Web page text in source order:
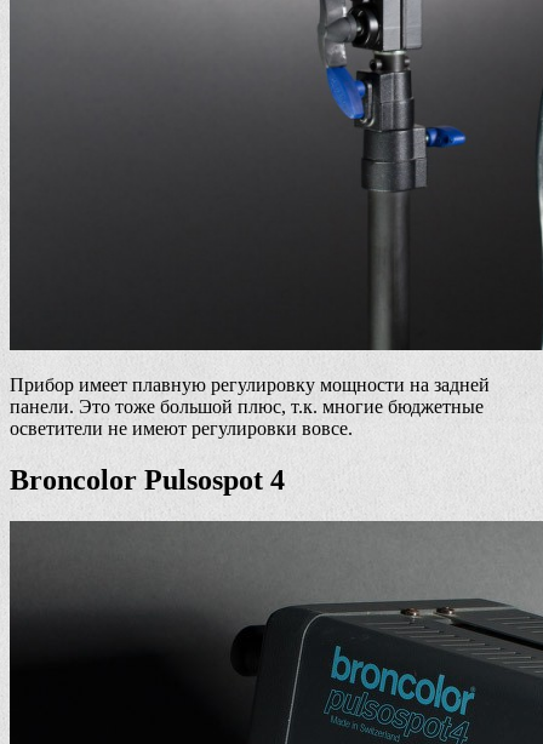
Прибор имеет плавную регулировку мощности на задней
панели. Это тоже большой плюс, т.к. многие бюджетные
осветители не имеют регулировки вовсе.
Broncolor Pulsospot 4